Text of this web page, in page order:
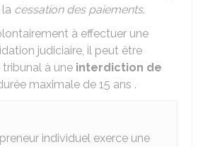
la cessation des paiements.
à effectuer une
judiciaire, il peut être
à une interdiction de
maximale de 15 ans .
individuel exerce une